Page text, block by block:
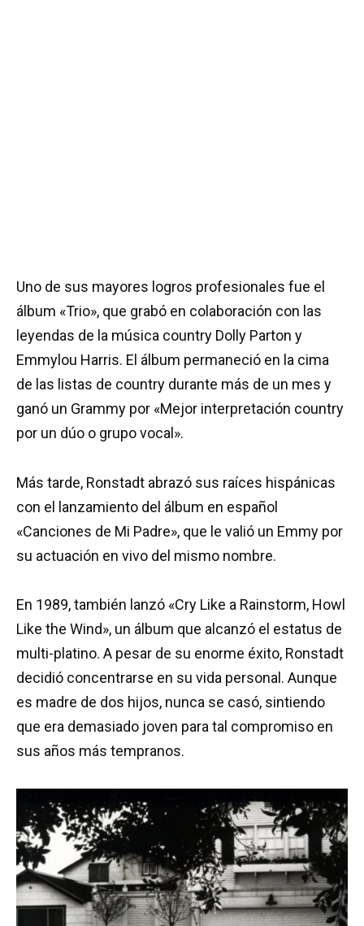
Uno de sus mayores logros profesionales fue el
álbum «Trio», que grabó en colaboración con las
leyendas de la música country Dolly Parton y
Emmylou Harris. El álbum permaneció en la cima
de las listas de country durante más de un mes y
ganó un Grammy por «Mejor interpretación country
por un dúo o grupo vocal».
Más tarde, Ronstadt abrazó sus raíces hispánicas
con el lanzamiento del álbum en español
«Canciones de Mi Padre», que le valió un Emmy por
su actuación en vivo del mismo nombre.
En 1989, también lanzó «Cry Like a Rainstorm, Howl
Like the Wind», un álbum que alcanzó el estatus de
multi-platino. A pesar de su enorme éxito, Ronstadt
decidió concentrarse en su vida personal. Aunque
es madre de dos hijos, nunca se casó, sintiendo
que era demasiado joven para tal compromiso en
sus años más tempranos.